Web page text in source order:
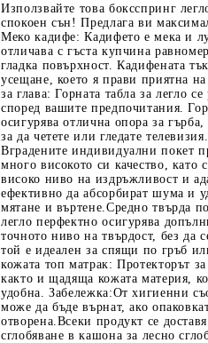
Използвайте това боксспринг
спокоен сън! Предлага ви
Меко кадифе: Кадифето е мека и
отличава с гъста купчина
гладка повърхност. Кадифената
усещане, което я прави приятна
за глава: Горната табла за легло
според вашите предпочитания.
осигурява отлична опора за гърба,
за да четете или гледате
Вградените индивидуални покет
много високото си качество, като
високо ниво на издръжливост и
ефективно да абсорбират шума и
мятане и въртене.Средно твърда
легло перфектно осигурява
точното ниво на твърдост, без да
той е идеален за спящи по гръб
кожата топ матрак: Протекторът
както и щадяща кожата материя,
удобна. Забележка:От хигиенни
може да бъде върнат, ако
отворена.Всеки продукт се
сглобяване в кашона за лесно